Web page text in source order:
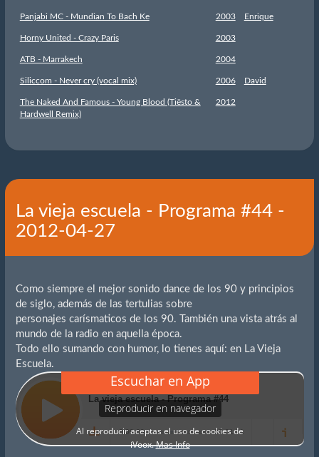
Panjabi MC - Mundian To Bach Ke 2003 Enrique
Horny United - Crazy Paris 2003
ATB - Marrakech 2004
Siliccom - Never cry (vocal mix) 2006 David
The Naked And Famous - Young Blood (Tiësto &
Hardwell Remix)
2012
La vieja escuela - Programa #44 -
2012-04-27
Como siempre el mejor sonido dance de los 90 y principios
de siglo, además de las tertulias sobre
personajes carísmaticos de los 90. También una vista atrás al
mundo de la radio en aquella época.
Todo ello sumando con humor, lo tienes aquí: en La Vieja
Escuela.